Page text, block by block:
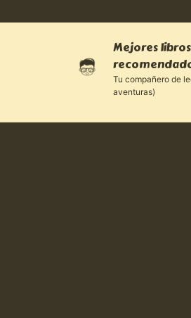
Mejores libros
Tu compañero de
aventuras)